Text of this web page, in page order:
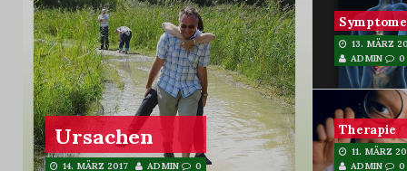
Ursachen
14. MÄRZ 2017 ADMIN 0
Symptome
13. MÄRZ
ADMIN 0
Therapie
11. MÄRZ
ADMIN 0